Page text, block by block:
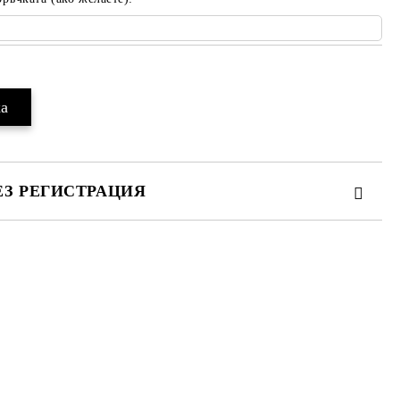
РЕГИСТРАЦИЯ